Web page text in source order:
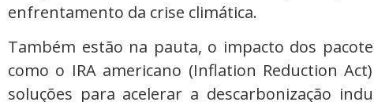
enfrentamento da crise climática.
Também estão na pauta, o impacto dos
como o IRA americano (Inflation Reduction
soluções para acelerar a descarbonização